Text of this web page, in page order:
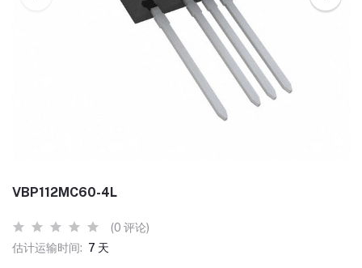
VBP112MC60-4L
(0 评论)
估计运输时间: 7 天